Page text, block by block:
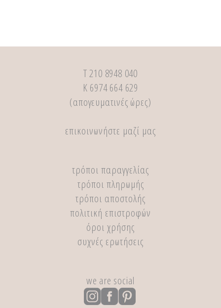
Τ 210 8948 040
Κ 6974 664 629
(απογευματινές ώρες)
επικοινωνήστε μαζί μας
τρόποι παραγγελίας
τρόποι πληρωμής
τρόποι αποστολής
πολιτική επιστροφών
όροι χρήσης
συχνές ερωτήσεις
we are social